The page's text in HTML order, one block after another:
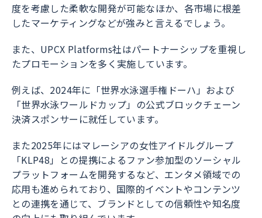
度を考慮した柔軟な開発が可能なほか、各市場に根差
したマーケティングなどが強みと言えるでしょう。
また、UPCX Platforms社はパートナーシップを重視し
たプロモーションを多く実施しています。
例えば、2024年に「世界水泳選手権ドーハ」および
「世界水泳ワールドカップ」の公式ブロックチェーン
決済スポンサーに就任しています。
また2025年にはマレーシアの女性アイドルグループ
「KLP48」との提携によるファン参加型のソーシャル
プラットフォームを開発するなど、エンタメ領域での
応用も進められており、国際的イベントやコンテンツ
との連携を通じて、ブランドとしての信頼性や知名度